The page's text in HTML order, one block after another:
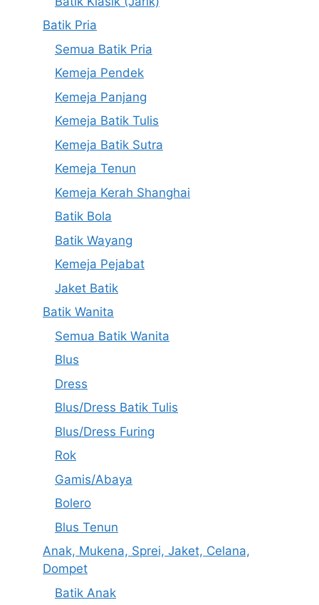
Batik Pria
Semua Batik Pria
Kemeja Pendek
Kemeja Panjang
Kemeja Batik Tulis
Kemeja Batik Sutra
Kemeja Tenun
Kemeja Kerah Shanghai
Batik Bola
Batik Wayang
Kemeja Pejabat
Jaket Batik
Batik Wanita
Semua Batik Wanita
Blus
Dress
Blus/Dress Batik Tulis
Blus/Dress Furing
Rok
Gamis/Abaya
Bolero
Blus Tenun
Anak, Mukena, Sprei, Jaket, Celana,
Dompet
Batik Anak